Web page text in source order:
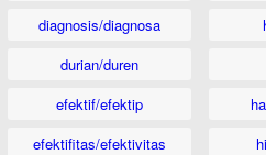
diagnosis/diagnosa
durian/duren
efektif/efektip
efektifitas/efektivitas